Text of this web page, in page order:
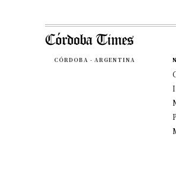
CÓRDOBA - ARGENTINA